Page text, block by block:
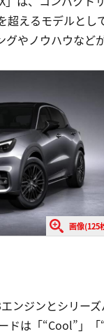
超えるモデルと
グやノウハウな
画像(125
ンジンとシリー
ドは「“Cool”」